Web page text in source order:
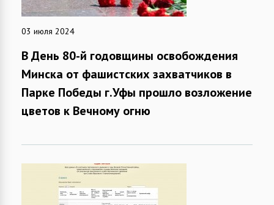
03 июля 2024
В День 80-й годовщины освобождения
Минска от фашистских захватчиков в
Парке Победы г.Уфы прошло возложение
цветов к Вечному огню